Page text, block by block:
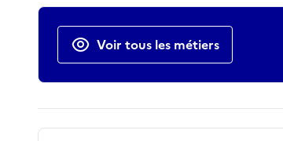
Actions rapides
Voir tous les métiers